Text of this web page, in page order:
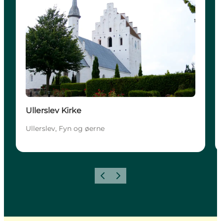
Ullerslev Kirke
Ullerslev, Fyn og øerne
ForrigeNæste